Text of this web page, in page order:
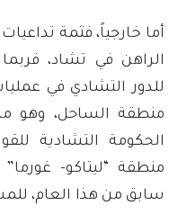
أما خارجياً، فثمة
الراهن في تشاد،
للدور التشادي في
منطقة الساحل، وهو
الحكومة التشادية
منطقة “ليتاكو-
سابق من هذا العام،